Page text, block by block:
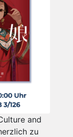
and
zu